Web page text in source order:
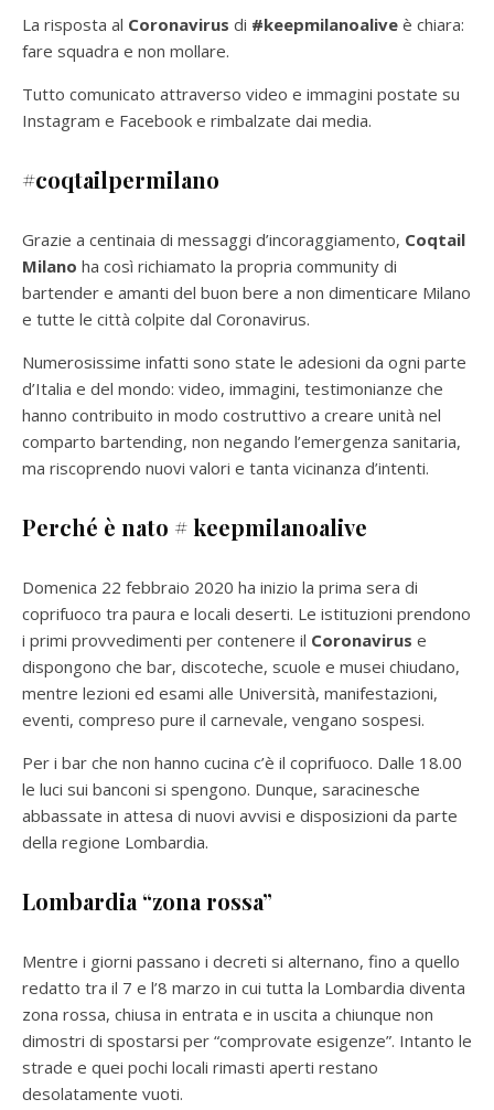
La risposta al Coronavirus di #keepmilanoalive è chiara:
fare squadra e non mollare.
Tutto comunicato attraverso video e immagini postate su
Instagram e Facebook e rimbalzate dai media.
#coqtailpermilano
Grazie a centinaia di messaggi d’incoraggiamento, Coqtail
Milano ha così richiamato la propria community di
bartender e amanti del buon bere a non dimenticare Milano
e tutte le città colpite dal Coronavirus.
Numerosissime infatti sono state le adesioni da ogni parte
d’Italia e del mondo: video, immagini, testimonianze che
hanno contribuito in modo costruttivo a creare unità nel
comparto bartending, non negando l’emergenza sanitaria,
ma riscoprendo nuovi valori e tanta vicinanza d’intenti.
Perché è nato # keepmilanoalive
Domenica 22 febbraio 2020 ha inizio la prima sera di
coprifuoco tra paura e locali deserti. Le istituzioni prendono
i primi provvedimenti per contenere il Coronavirus e
dispongono che bar, discoteche, scuole e musei chiudano,
mentre lezioni ed esami alle Università, manifestazioni,
eventi, compreso pure il carnevale, vengano sospesi.
Per i bar che non hanno cucina c’è il coprifuoco. Dalle 18.00
le luci sui banconi si spengono. Dunque, saracinesche
abbassate in attesa di nuovi avvisi e disposizioni da parte
della regione Lombardia.
Lombardia “zona rossa”
Mentre i giorni passano i decreti si alternano, fino a quello
redatto tra il 7 e l’8 marzo in cui tutta la Lombardia diventa
zona rossa, chiusa in entrata e in uscita a chiunque non
dimostri di spostarsi per “comprovate esigenze”. Intanto le
strade e quei pochi locali rimasti aperti restano
desolatamente vuoti.